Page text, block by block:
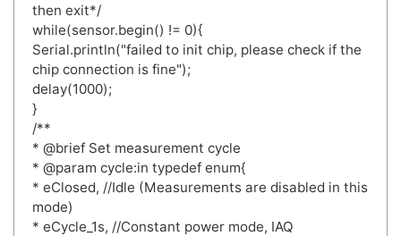
then exit*/
while(sensor.begin() != 0){
Serial.println("failed to init chip, please check if the
chip connection is fine");
delay(1000);
}
/**
* @brief Set measurement cycle
* @param cycle:in typedef enum{
* eClosed, //Idle (Measurements are disabled in this
mode)
* eCycle_1s, //Constant power mode, IAQ